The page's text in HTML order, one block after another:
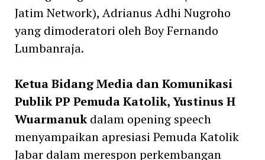
Jatim Network), Adrianus Adhi Nugroho
yang dimoderatori oleh Boy Fernando
Lumbanraja.
Ketua Bidang Media dan Komunikasi
Publik PP Pemuda Katolik, Yustinus H
Wuarmanukdalam opening speech
menyampaikan apresiasi Pemuda Katolik
Jabar dalam merespon perkembangan